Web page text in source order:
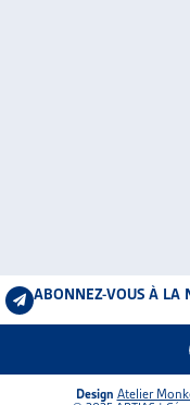
ABONNEZ-VOUS À LA
Design Atelier